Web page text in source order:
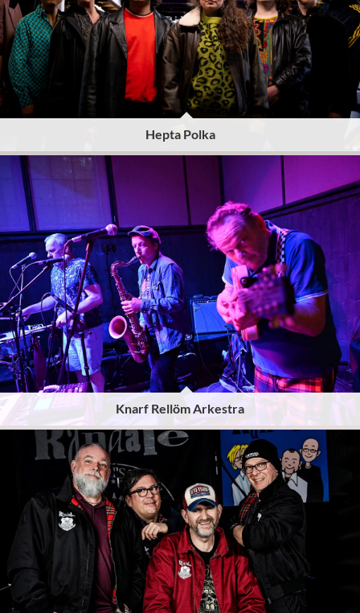
Hepta Polka
Knarf Rellöm Arkestra